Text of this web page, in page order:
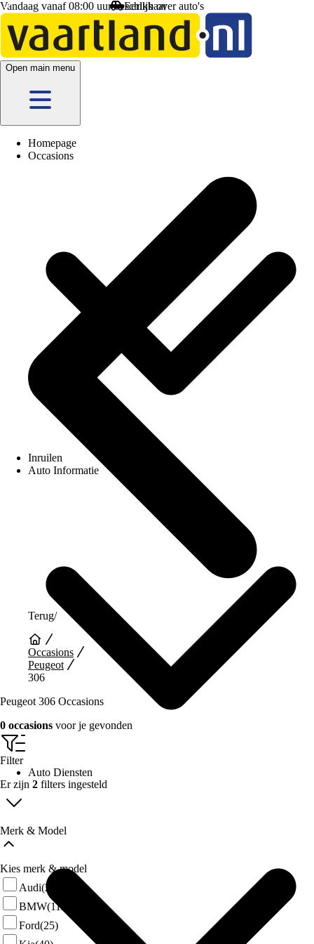
Eerlijkover auto's
Vandaag vanaf 08:00 uur beschikbaar
Open main menu
Homepage
Occasions
Inruilen
Auto Informatie
Auto Diensten
Terug/
Occasions
Peugeot
306
Peugeot 306 Occasions
0 occasions voor je gevonden
Filter
Er zijn 2 filters ingesteld
Merk & Model
Kies merk & model
Audi(28)
BMW(112)
Ford(25)